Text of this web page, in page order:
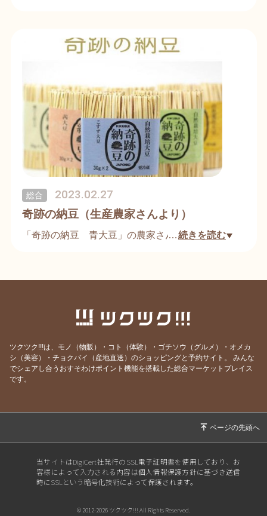
姿勢、そして五感で味わっていただける商品として
の魅力が取り上げられました。
紙面には、代表取締役の菊池啓司と、専務の計子が
登場し、全国のお客様に向けて「菊水の大黒」の魅
力を発信しております。
総合 2023.02.27
奇跡の納豆（生産農家さんより）
「奇跡の納豆 青大豆」の農家さん。
す。種子消毒はしていません。
「奇跡の納豆 こすず ミヤギシロメ」の農家さ
20年以上前から木村秋則さんのご指導のもと、自然
栽培の定義を守っての栽培。
種は自家採種となります。（20年ぐらい）堆肥（鶏
糞）や緑肥（豆科のクロタラリア）を使用。全量自
家採取の種子です。堆肥入れてます。身近な資材で
堆肥を作ったり発酵肥料を作り与えています。
…続きを読む
ツクツク!!!は、モノ（物販）・コト（体験）・ゴチソウ（グルメ）・オメカ
シ（美容）・チョクバイ（産地直送）のショッピングと予約サイト。
みんな
でシェアし合うおすそわけポイント機能を搭載した総合マーケットプレイス
です。
当サイトはDigiCert社発行のSSL電子証明書を使用しており、お
客様によって入力される内容は個人情報保護方針に基づき送信
時にSSLという暗号化技術によって保護されます。
© 2012-2026 ツクツク!!! All Rights Reserved.